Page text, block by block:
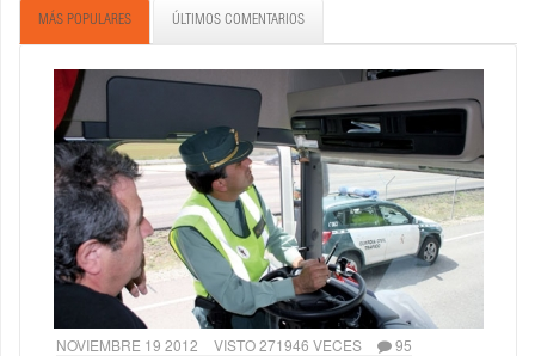
MÁS POPULARES ÚLTIMOS COMENTARIOS
NOVIEMBRE 19 2012 VISTO 271946 VECES 95